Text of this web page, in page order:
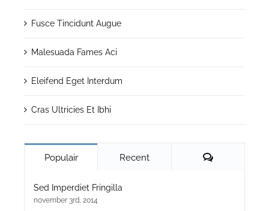
Fusce Tincidunt Augue
Malesuada Fames Aci
Eleifend Eget Interdum
Cras Ultricies Et Ibhi
Populair Recent Reacties
Sed Imperdiet Fringilla
november 3rd, 2014